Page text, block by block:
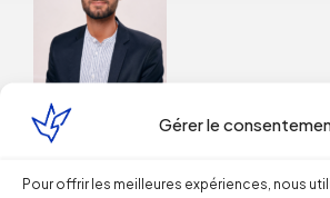
Gérer le
Pour offrir les meilleures expériences, nous
Droit du Travail
La répétition du